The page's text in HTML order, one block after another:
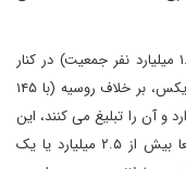
چین به عنوان دومین قدرت اقتصادی جهان (با ۱.۳ میلیارد نفر جمعیت) در کنار
هند(با ۱.۴ میلیون نفر جمعیت)، دیگر عضو مهم بریکس، بر خلاف روسیه (با ۱۴۵
و آن را تبلیغ می کنند، این
ریسک را نمی پذیرند، زیرا دو عضو یاد شده جمعا بیش از ۲.۵ میلیارد یا یک